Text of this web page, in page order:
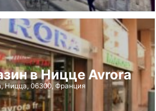
в Ницце Avrora
Ницца, 06300, Франция